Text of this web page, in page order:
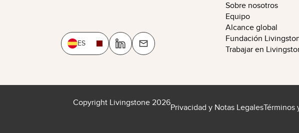
ES
Sobre nosotros
Equipo
Alcance global
Fundación
Trabajar en
Copyright Livingstone 2026Privacidad y Notas LegalesTérminos